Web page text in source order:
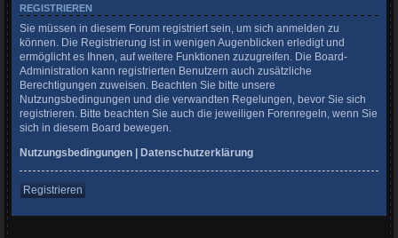
REGISTRIEREN
Sie müssen in diesem Forum registriert sein, um sich anmelden zu
können. Die Registrierung ist in wenigen Augenblicken erledigt und
ermöglicht es Ihnen, auf weitere Funktionen zuzugreifen. Die Board-
Administration kann registrierten Benutzern auch zusätzliche
Berechtigungen zuweisen. Beachten Sie bitte unsere
Nutzungsbedingungen und die verwandten Regelungen, bevor Sie sich
registrieren. Bitte beachten Sie auch die jeweiligen Forenregeln, wenn Sie
sich in diesem Board bewegen.
Nutzungsbedingungen | Datenschutzerklärung
Registrieren